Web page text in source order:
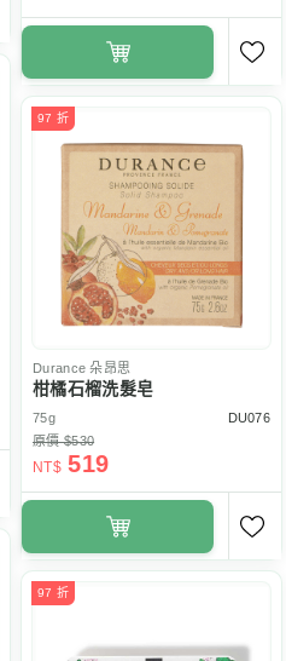
97 折
Durance 朵昂思
柑橘石榴洗髮皂
75g
DU076
原價 $530
NT$ 519
97 折